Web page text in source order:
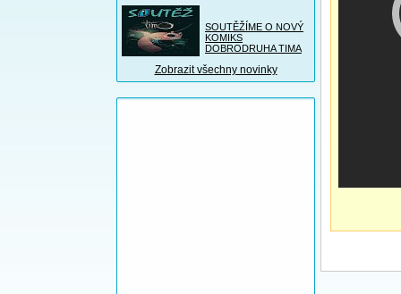
SOUTĚŽÍME O NOVÝ
KOMIKS
DOBRODRUHA TIMA
Zobrazit všechny novinky